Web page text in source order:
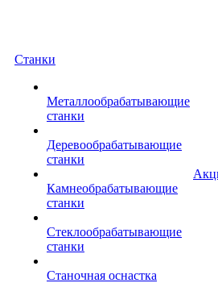
Станки
Металлообрабатывающие
станки
Деревообрабатывающие
станки
Камнеобрабатывающие
станки
Стеклообрабатывающие
станки
Станочная оснастка